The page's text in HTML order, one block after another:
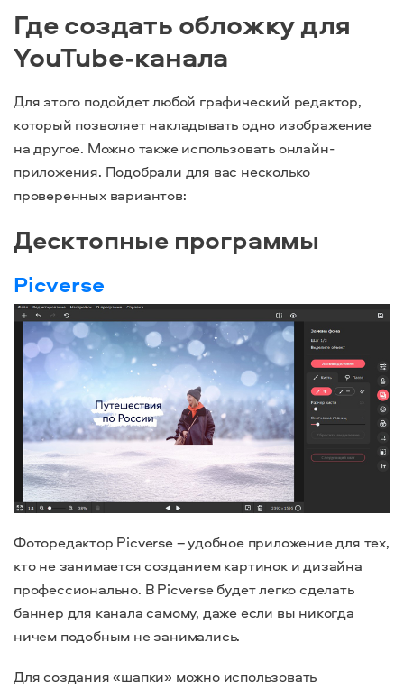
Где создать обложку для
YouTube-канала
Для этого подойдет любой графический редактор,
который позволяет накладывать одно изображение
на другое. Можно также использовать онлайн-
приложения. Подобрали для вас несколько
проверенных вариантов:
Десктопные программы
Picverse
Фоторедактор Picverse – удобное приложение для тех,
кто не занимается созданием картинок и дизайна
профессионально. В Picverse будет легко сделать
баннер для канала самому, даже если вы никогда
ничем подобным не занимались.
Для создания «шапки» можно использовать